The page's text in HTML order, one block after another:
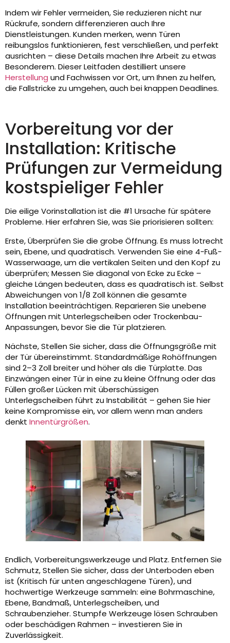
Indem wir Fehler vermeiden, Sie reduzieren nicht nur
Rückrufe, sondern differenzieren auch Ihre
Dienstleistungen. Kunden merken, wenn Türen
reibungslos funktionieren, fest verschließen, und perfekt
ausrichten – diese Details machen Ihre Arbeit zu etwas
Besonderem. Dieser Leitfaden destilliert unsere
Herstellung und Fachwissen vor Ort, um Ihnen zu helfen,
die Fallstricke zu umgehen, auch bei knappen Deadlines.
Vorbereitung vor der
Installation: Kritische
Prüfungen zur Vermeidung
kostspieliger Fehler
Die eilige Vorinstallation ist die #1 Ursache für spätere
Probleme. Hier erfahren Sie, was Sie priorisieren sollten:
Erste, Überprüfen Sie die grobe Öffnung. Es muss lotrecht
sein, Ebene, und quadratisch. Verwenden Sie eine 4-Fuß-
Wasserwaage, um die vertikalen Seiten und den Kopf zu
überprüfen; Messen Sie diagonal von Ecke zu Ecke –
gleiche Längen bedeuten, dass es quadratisch ist. Selbst
Abweichungen von 1/8 Zoll können die gesamte
Installation beeinträchtigen. Reparieren Sie unebene
Öffnungen mit Unterlegscheiben oder Trockenbau-
Anpassungen, bevor Sie die Tür platzieren.
Nächste, Stellen Sie sicher, dass die Öffnungsgröße mit
der Tür übereinstimmt. Standardmäßige Rohöffnungen
sind 2–3 Zoll breiter und höher als die Türplatte. Das
Einzwängen einer Tür in eine zu kleine Öffnung oder das
Füllen großer Lücken mit überschüssigen
Unterlegscheiben führt zu Instabilität – gehen Sie hier
keine Kompromisse ein, vor allem wenn man anders
denkt Innentürgrößen.
Endlich, Vorbereitungswerkzeuge und Platz. Entfernen Sie
Schmutz, Stellen Sie sicher, dass der Unterboden eben
ist (Kritisch für unten angeschlagene Türen), und
hochwertige Werkzeuge sammeln: eine Bohrmaschine,
Ebene, Bandmaß, Unterlegscheiben, und
Schraubenzieher. Stumpfe Werkzeuge lösen Schrauben
oder beschädigen Rahmen – investieren Sie in
Zuverlässigkeit.